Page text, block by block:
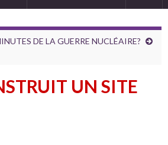
DE LA GUERRE NUCLÉAIRE?
UN SITE